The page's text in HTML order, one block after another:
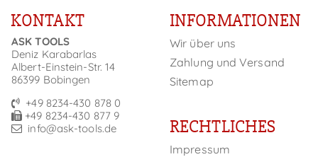
KONTAKT
ASK TOOLS
Deniz Karabarlas
Albert-Einstein-Str. 14
86399 Bobingen
+49 8234-430 878 0
+49 8234-430 877 9
info@ask-tools.de
INFORMATIONEN
Wir über uns
Zahlung und Versand
Sitemap
RECHTLICHES
Impressum